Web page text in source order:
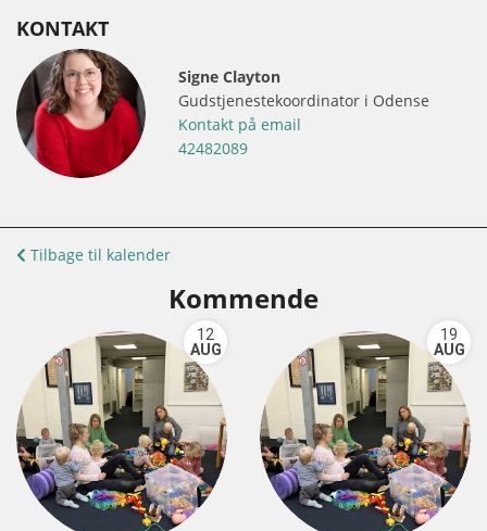
KONTAKT
Signe Clayton
Gudstjenestekoordinator i Odense
Kontakt på email
42482089
Tilbage til kalender
Kommende
12
AUG
19
AUG